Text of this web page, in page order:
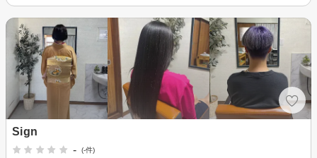
Sign
-
(-件)